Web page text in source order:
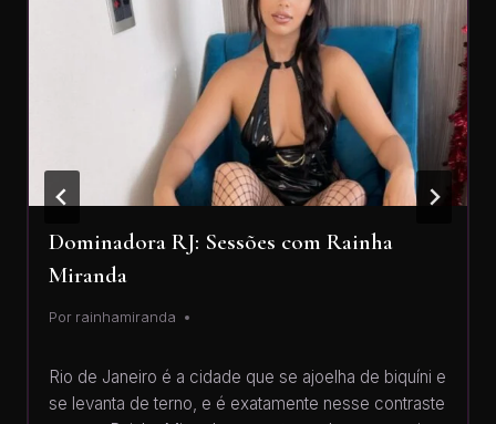
Dominadora RJ: Sessões com Rainha
Miranda
Por rainhamiranda
Rio de Janeiro é a cidade que se ajoelha de biquíni e
se levanta de terno, e é exatamente nesse contraste